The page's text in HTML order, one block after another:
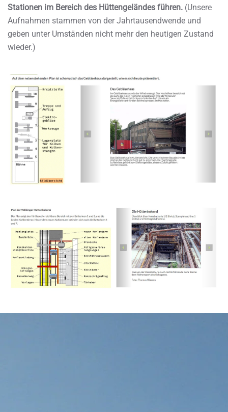
Stationen im Bereich des Hüttengeländes führen. (Unsere
Aufnahmen stammen von der Jahrtausendwende und
geben unter Umständen nicht mehr den heutigen Zustand
wieder.)